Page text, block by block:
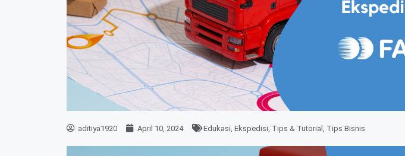
aditiya1920 April 10, 2024 Edukasi Ekspedisi Tips & Tutorial Tips Bisnis